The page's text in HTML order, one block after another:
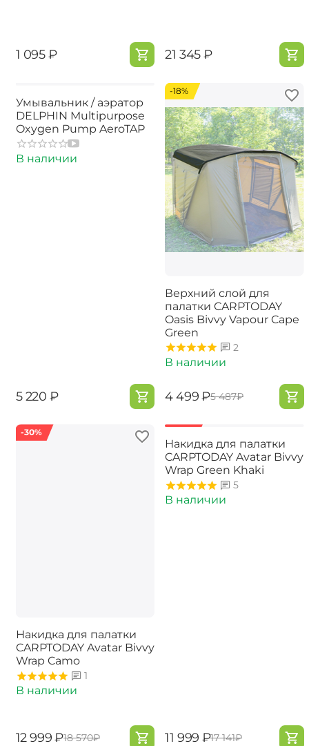
‍1 095‍₽ ‍21 345‍₽
Умывальник / аэратор
DELPHIN Multipurpose
Oxygen Pump AeroTAP
В наличии
‍5 220‍ ₽
-18%
Верхний слой для
палатки CARPTODAY
Oasis Bivvy Vapour Cape
Green
2
В наличии
‍4 499‍₽‍5 487‍₽
-30%
Накидка для палатки
CARPTODAY Avatar Bivvy
Wrap Camo
1
В наличии
‍12 999‍₽‍18 570‍₽
Накидка для палатки
CARPTODAY Avatar Bivvy
Wrap Green Khaki
5
В наличии
‍11 999‍ ₽‍17 141‍₽